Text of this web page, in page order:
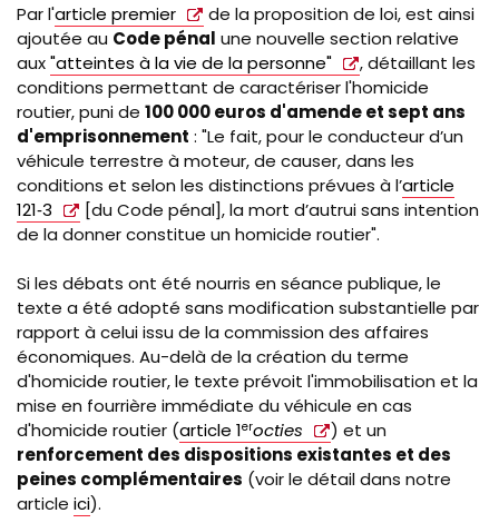
Par l'article premier
de la proposition de loi, est ainsi
ajoutée au Code pénal une nouvelle section relative
aux"atteintes à la vie de la personne"
, détaillant les
conditions permettant de caractériser l'homicide
routier, puni de 100 000 euros d'amende et sept ans
d'emprisonnement : "Le fait, pour le conducteur d’un
véhicule terrestre à moteur, de causer, dans les
conditions et selon les distinctions prévues à l’article
121‑3
[du Code pénal], la mort d’autrui sans intention
de la donner constitue un homicide routier".
Si les débats ont été nourris en séance publique, le
texte a été adopté sans modification substantielle par
rapport à celui issu de la commission des affaires
économiques. Au-delà de la création du terme
d'homicide routier, le texte prévoit l'immobilisation et la
mise en fourrière immédiate du véhicule en cas
d'homicide routier (article 1erocties
) et un
renforcement des dispositions existantes et des
peines complémentaires (voir le détail dans notre
article ici).